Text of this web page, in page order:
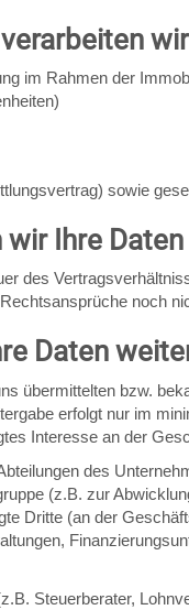
im Rahmen der
sowie
Ihre Daten
des
noch
Daten
übermittelten bzw.
erfolgt nur im
Interesse an der
des
(z.B. zur
Dritte (an der
Steuerberater,